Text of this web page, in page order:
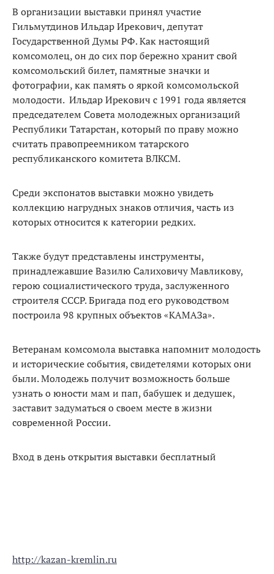
В организации выставки принял участие
Гильмутдинов Ильдар Ирекович, депутат
Государственной Думы РФ. Как настоящий
комсомолец, он до сих пор бережно хранит свой
комсомольский билет, памятные значки и
фотографии, как память о яркой комсомольской
молодости. Ильдар Ирекович с 1991 года является
председателем Совета молодежных организаций
Республики Татарстан, который по праву можно
считать правопреемником татарского
республиканского комитета ВЛКСМ.
Среди экспонатов выставки можно увидеть
коллекцию нагрудных знаков отличия, часть из
которых относится к категории редких.
Также будут представлены инструменты,
принадлежавшие Вазилю Салиховичу Мавликову,
герою социалистического труда, заслуженного
строителя СССР. Бригада под его руководством
построила 98 крупных объектов «КАМАЗа».
Ветеранам комсомола выставка напомнит молодость
и исторические события, свидетелями которых они
были. Молодежь получит возможность больше
узнать о юности мам и пап, бабушек и дедушек,
заставит задуматься о своем месте в жизни
современной России.
Вход в день открытия выставки бесплатный
http://kazan-kremlin.ru